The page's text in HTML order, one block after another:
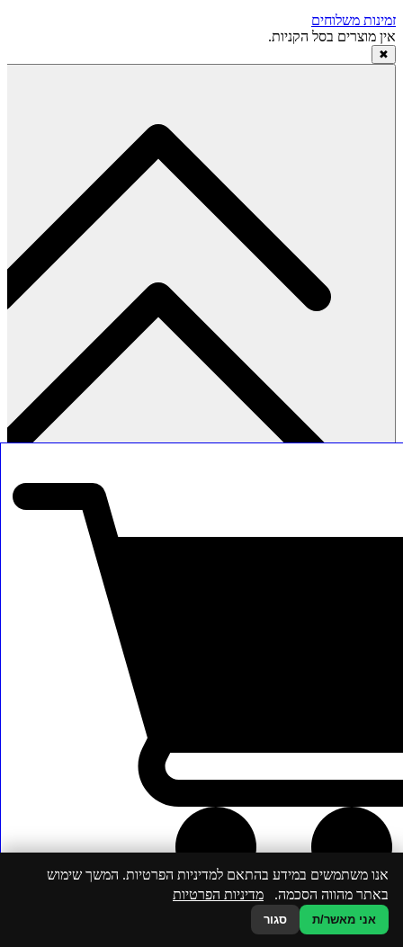
זמינות משלוחים
אין מוצרים בסל הקניות.
✖
חזרה למעלה
אנו משתמשים במידע בהתאם למדיניות הפרטיות. המשך שימוש
באתר מהווה הסכמה. מדיניות הפרטיות
אני מאשר/ת סגור